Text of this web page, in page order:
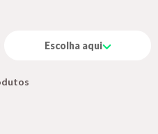
Escolha aqui